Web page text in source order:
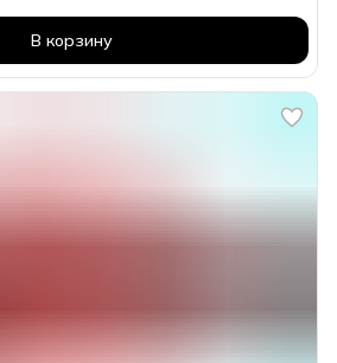
В корзину